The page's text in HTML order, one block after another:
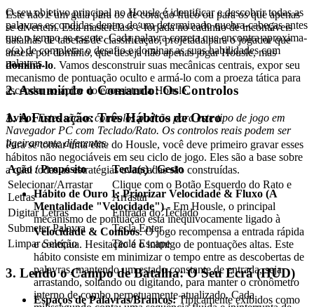
O seu objetivo principal no Housle é identificar e descobrir todas as
palavras escondidas dentro de um determinado quebra-cabeças antes
que o tempo se esgote. Cada palavra correta que encontra aproxima-
o(a) de completar o desafio e dominar as suas habilidades com
palavras.
2. Assumindo o Comando: Os Controlos
Aviso: Estes são os controlos padrão para este tipo de jogo em
Navegador PC com Teclado/Rato. Os controlos reais podem ser
ligeiramente diferentes.
Ação / Propósito
Tecla(s) / Gesto
Selecionar/Arrastar
Letras
Clique com o Botão Esquerdo do Rato e
Arrastar
Digitar Letras
Entrada do Teclado
Submeter Palavra
Tecla Enter
Limpar Seleção
Tecla Escape
3. Lendo o Campo de Batalha: O Seu Ecrã (HUD)
Espaços de Palavras/Brancos:Tipicamente exibidos como
Este não é um guia para os de coração fraco ou para os que apenas
se divertem. Esta masterclass é forjada no cadinho de incontáveis
batalhas de tabelas de classificação, projetada para o jogador que
anseia por domínio, que deseja não apenas jogar Housle, mas
dominá-lo. Vamos desconstruir suas mecânicas centrais, expor seu
mecanismo de pontuação oculto e armá-lo com a proeza tática para
ascender ao ápice do ecossistema Housle.
1. A Fundação: Três Hábitos de Ouro
Para se tornar uma elite do Housle, você deve primeiro gravar esses
hábitos não negociáveis em seu ciclo de jogo. Eles são a base sobre
a qual todas as estratégias avançadas são construídas.
Hábito de Ouro 1: Priorizar Velocidade & Fluxo (A
Mentalidade "Velocidade")- Em Housle, o principal
mecanismo de pontuação está inequivocamente ligado à
Velocidade & Combos. O jogo recompensa a entrada rápida
e contínua. Hesitação é o inimigo de pontuações altas. Este
hábito consiste em minimizar o tempo entre as descobertas de
palavras, mantendo um estado constante de entrada, seja
arrastando, soltando ou digitando, para manter o cronômetro
interno de combo perpetuamente atualizado. Cada